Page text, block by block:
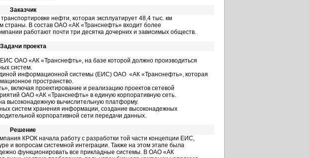
Заказчик
нефти, которая эксплуатирует 48,4 тыс. км
страны. В состав ОАО «АК «Транснефть» входит более
работают почти три десятка дочерних и зависимых обществ.
Задачи проекта
ОАО «АК «Транснефть», на базе которой должно производиться
систем.
информационной системы (ЕИС) ОАО «АК «Транснефть», которая
пространство.
включая проектирование и реализацию проектов сетевой
ОАО «АК «Транснефть» в единую корпоративную сеть.
высоконадежную вычислительную платформу.
систем хранения информации, создание высоконадежных
корпоративной сети передачи данных.
Решение
КРОК начала работу с разработки той части концепции ЕИС,
и вопросам системной интеграции. Также на этом этапе была
функционировать все прикладные системы. В ОАО «АК